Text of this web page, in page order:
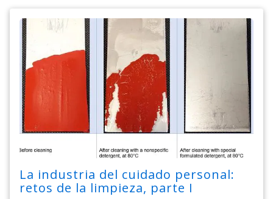
La industria del cuidado personal:
retos de la limpieza, parte I